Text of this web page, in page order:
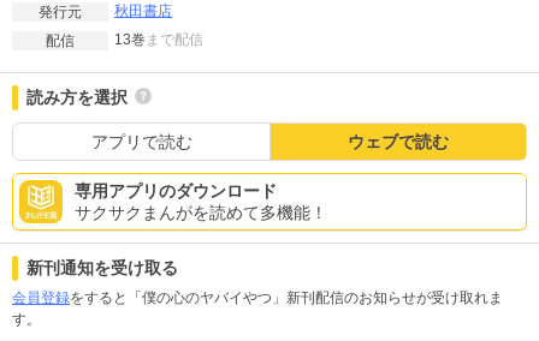
発行元
秋田書店
配信
13巻 まで配信
読み方を選択
アプリで読む ウェブで読む
専用アプリのダウンロード
サクサクまんがを読めて多機能！
新刊通知を受け取る
会員登録をすると「僕の心のヤバイやつ」新刊配信のお知らせが受け取れま
す。